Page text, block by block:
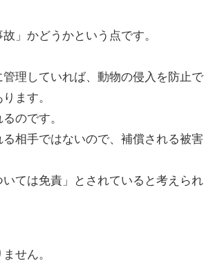
」かどうかという点です。
理していれば、動物の侵入を防止で
ます。
のです。
相手ではないので、補償される被害
ては免責」とされていると考えられ
せん。